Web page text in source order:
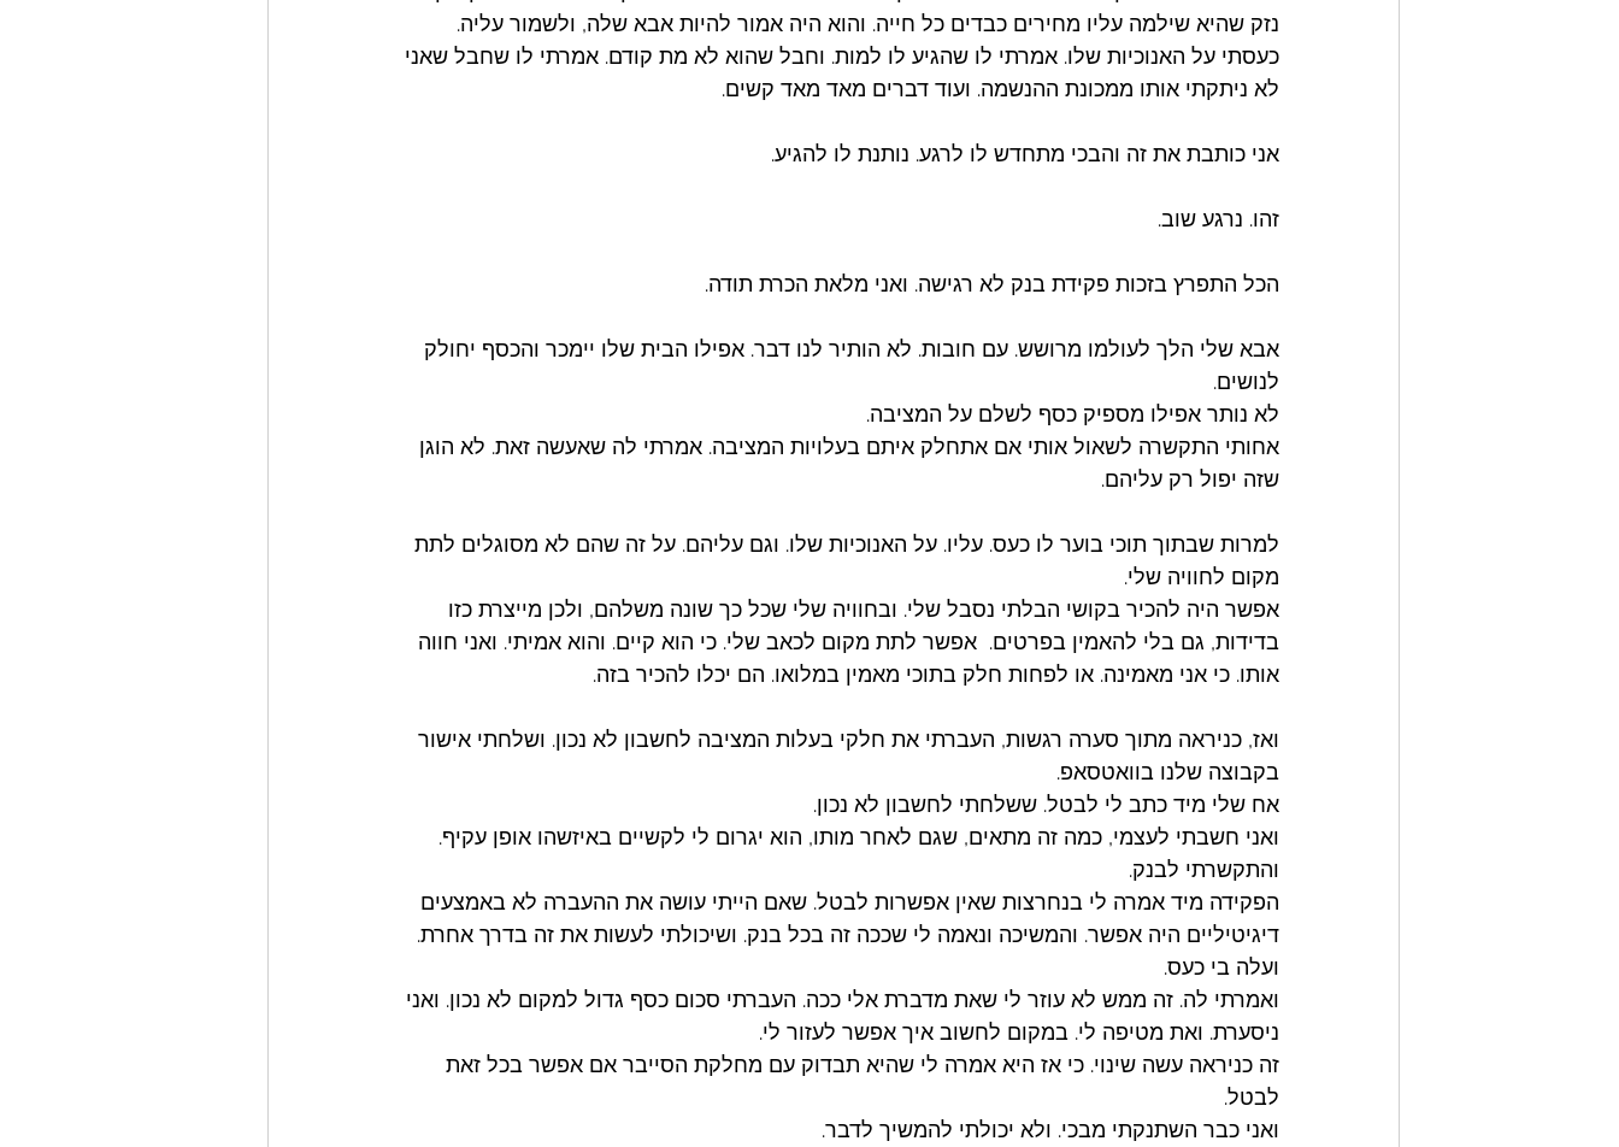
נזק שהיא שילמה עליו מחירים כבדים כל חייה. והוא היה אמור להיות אבא שלה, ולשמור עליה.
כעסתי על האנוכיות שלו. אמרתי לו שהגיע לו למות. וחבל שהוא לא מת קודם. אמרתי לו שחבל שאני
לא ניתקתי אותו ממכונת ההנשמה. ועוד דברים מאד מאד קשים.
אני כותבת את זה והבכי מתחדש לו לרגע. נותנת לו להגיע.
זהו. נרגע שוב.
הכל התפרץ בזכות פקידת בנק לא רגישה. ואני מלאת הכרת תודה.
אבא שלי הלך לעולמו מרושש. עם חובות. לא הותיר לנו דבר. אפילו הבית שלו יימכר והכסף יחולק
לנושים.
לא נותר אפילו מספיק כסף לשלם על המציבה.
אחותי התקשרה לשאול אותי אם אתחלק איתם בעלויות המציבה. אמרתי לה שאעשה זאת. לא הוגן
שזה יפול רק עליהם.
למרות שבתוך תוכי בוער לו כעס. עליו. על האנוכיות שלו. וגם עליהם. על זה שהם לא מסוגלים לתת
מקום לחוויה שלי.
אפשר היה להכיר בקושי הבלתי נסבל שלי. ובחוויה שלי שכל כך שונה משלהם, ולכן מייצרת כזו
בדידות, גם בלי להאמין בפרטים.  אפשר לתת מקום לכאב שלי. כי הוא קיים. והוא אמיתי. ואני חווה
אותו. כי אני מאמינה. או לפחות חלק בתוכי מאמין במלואו. הם יכלו להכיר בזה.
ואז, כניראה מתוך סערה רגשות, העברתי את חלקי בעלות המציבה לחשבון לא נכון. ושלחתי אישור
בקבוצה שלנו בוואטסאפ.
אח שלי מיד כתב לי לבטל. ששלחתי לחשבון לא נכון.
ואני חשבתי לעצמי, כמה זה מתאים, שגם לאחר מותו, הוא יגרום לי לקשיים באיזשהו אופן עקיף.
והתקשרתי לבנק.
הפקידה מיד אמרה לי בנחרצות שאין אפשרות לבטל. שאם הייתי עושה את ההעברה לא באמצעים
דיגיטיליים היה אפשר. והמשיכה ונאמה לי שככה זה בכל בנק. ושיכולתי לעשות את זה בדרך אחרת.
ועלה בי כעס.
ואמרתי לה. זה ממש לא עוזר לי שאת מדברת אלי ככה. העברתי סכום כסף גדול למקום לא נכון. ואני
ניסערת. ואת מטיפה לי. במקום לחשוב איך אפשר לעזור לי.
זה כניראה עשה שינוי. כי אז היא אמרה לי שהיא תבדוק עם מחלקת הסייבר אם אפשר בכל זאת
לבטל.
ואני כבר השתנקתי מבכי. ולא יכולתי להמשיך לדבר.